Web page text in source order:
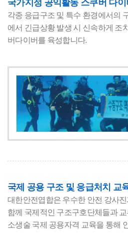
국가지정 공익활동 스쿠버 다이
각종 응급구조 및 특수 환경에서의
에서 긴급상황 발생 시 신속하게 조
버다이버를 육성합니다.
국제 공용 구조 및 응급처치 교
대한안전엽합은 우수한 안전 강사
함께 국제적인 구조구호단체들과
소생술 국제 공용자격 교육을 통해